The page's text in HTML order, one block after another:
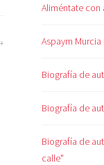
Aliméntate con
Aspaym Murcia
Biografía de
Biografía de
Biografía de
calle"